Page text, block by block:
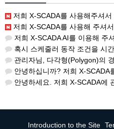
저희 X-SCADA를 사용해주셔서 감사합니다. https://
저희 X-SCADA를 사용해 주셔서 감사합니다. 문의하신 내용에 대하여 다음
저희 X-SCADA AI를 이용해 주셔서 감사합니다. 문의 사항에 대하여 답
혹시 스케줄러 동작 조건을 시간단위로 설정하려면 일단위를 여러
관리자님, 다각형(Polygon)의 경우 여러 형태로 도형을 그려서 첫 점
안녕하십니까? 저희 X-SCADA를 사용해 주셔서 감사합니다. 문의하신 리
안녕하세요. 저희 X-SCADA에 관심 가져주셔서 감사합니다. 자이솜 웹
Introduction to the Site